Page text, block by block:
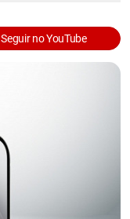
Seguir no YouTube